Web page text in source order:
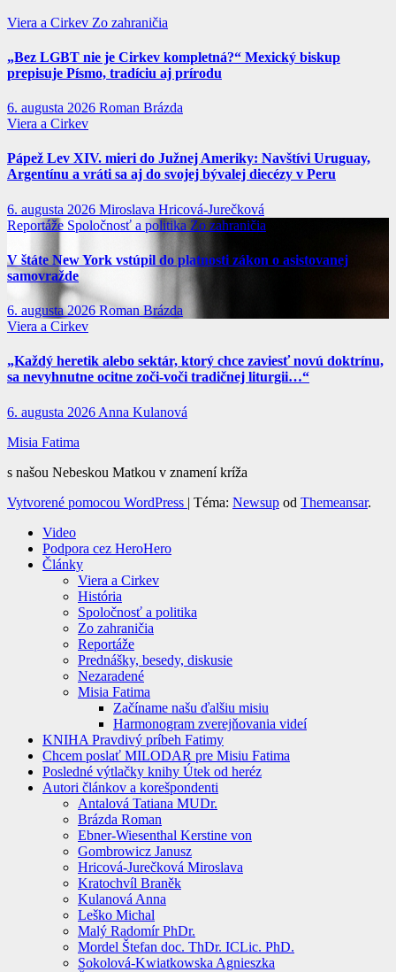
Viera a Cirkev Zo zahraničia
„Bez LGBT nie je Cirkev kompletná?“ Mexický biskup
prepisuje Písmo, tradíciu aj prírodu
6. augusta 2026 Roman Brázda
Viera a Cirkev
Pápež Lev XIV. mieri do Južnej Ameriky: Navštívi Uruguay,
Argentínu a vráti sa aj do svojej bývalej diecézy v Peru
6. augusta 2026 Miroslava Hricová-Jurečková
Reportáže Spoločnosť a politika Zo zahraničia
V štáte New York vstúpil do platnosti zákon o asistovanej
samovražde
6. augusta 2026 Roman Brázda
Viera a Cirkev
„Každý heretik alebo sektár, ktorý chce zaviesť novú doktrínu,
sa nevyhnutne ocitne zoči-voči tradičnej liturgii…“
6. augusta 2026 Anna Kulanová
Misia Fatima
s našou Nebeskou Matkou v znamení kríža
Vytvorené pomocou WordPress | Téma: Newsup od Themeansar.
Video
Podpora cez HeroHero
Články
Viera a Cirkev
História
Spoločnosť a politika
Zo zahraničia
Reportáže
Prednášky, besedy, diskusie
Nezaradené
Misia Fatima
Začíname našu ďalšiu misiu
Harmonogram zverejňovania videí
KNIHA Pravdivý príbeh Fatimy
Chcem poslať MILODAR pre Misiu Fatima
Posledné výtlačky knihy Útek od heréz
Autori článkov a korešpondenti
Antalová Tatiana MUDr.
Brázda Roman
Ebner-Wiesenthal Kerstine von
Gombrowicz Janusz
Hricová-Jurečková Miroslava
Kratochvíl Braněk
Kulanová Anna
Leško Michal
Malý Radomír PhDr.
Mordel Štefan doc. ThDr. ICLic. PhD.
Sokolová-Kwiatkowska Agnieszka